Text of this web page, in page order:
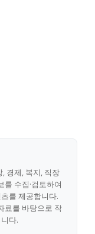
경제, 복지, 직장
수집·검토하여
를 제공합니다.
료를 바탕으로 작
다.